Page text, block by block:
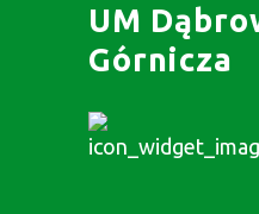
UM
Górnicza